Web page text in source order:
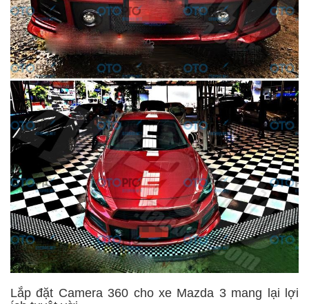
Lắp đặt Camera 360 cho xe Mazda 3 mang lại lợi